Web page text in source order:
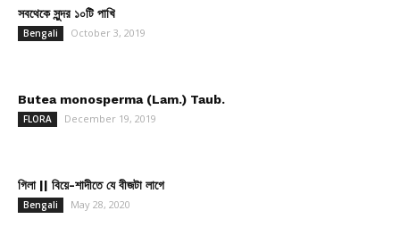
সবথেকে সুন্দর ১০টি পাখি
Bengali October 3, 2019
Butea monosperma (Lam.) Taub.
FLORA December 19, 2019
গিলা || বিয়ে-শাদীতে যে বীজটা লাগে
Bengali May 28, 2020